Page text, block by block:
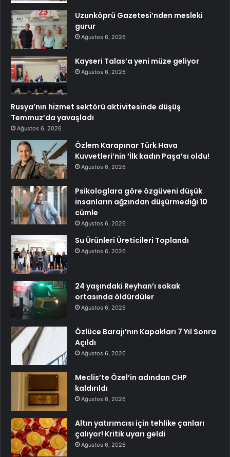
Uzunköprü Gazetesi’nden mesleki
gurur
Ağustos 6, 2026
Kayseri Talas’a yeni müze geliyor
Ağustos 6, 2026
Rusya’nın hizmet sektörü aktivitesinde düşüş
Temmuz’da yavaşladı
Ağustos 6, 2026
Özlem Karapınar Türk Hava
Kuvvetleri’nin ‘İlk kadın Paşa’sı oldu!
Ağustos 6, 2026
Psikologlara göre özgüveni düşük
insanların ağzından düşürmediği 10
cümle
Ağustos 6, 2026
Su Ürünleri Üreticileri Toplandı
Ağustos 6, 2026
24 yaşındaki Reyhan’ı sokak
ortasında öldürdüler
Ağustos 6, 2026
Özlüce Barajı’nın Kapakları 7 Yıl Sonra
Açıldı
Ağustos 6, 2026
Meclis’te Özel’in adından CHP
kaldırıldı
Ağustos 6, 2026
Altın yatırımcısı için tehlike çanları
çalıyor! Kritik uyarı geldi
Ağustos 6, 2026